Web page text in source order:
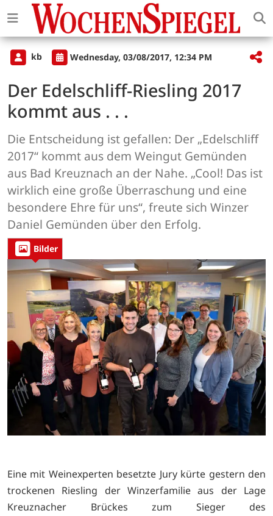
kb Wednesday, 03/08/2017, 12:34 PM
Der Edelschliff-Riesling 2017
kommt aus . . .
Die Entscheidung ist gefallen: Der „Edelschliff
2017“ kommt aus dem Weingut Gemünden
aus Bad Kreuznach an der Nahe. „Cool! Das ist
wirklich eine große Überraschung und eine
besondere Ehre für uns“, freute sich Winzer
Daniel Gemünden über den Erfolg.
Bilder
Eine mit Weinexperten besetzte Jury kürte gestern den
trockenen Riesling der Winzerfamilie aus der Lage
Kreuznacher Brückes zum Sieger des